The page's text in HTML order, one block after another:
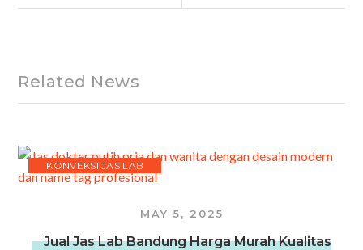
Related News
KONVEKSI JAS LAB
MAY 5, 2025
Jual Jas Lab Bandung Harga Murah Kualitas